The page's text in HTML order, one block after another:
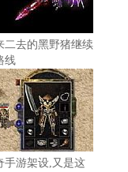
二去的黑野猪继续
线
手游架设,又是这